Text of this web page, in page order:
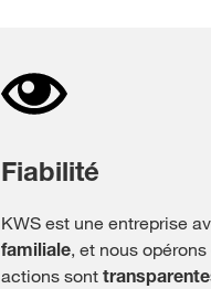
Fiabilité
KWS est une entreprise
familiale, et nous
actions sont